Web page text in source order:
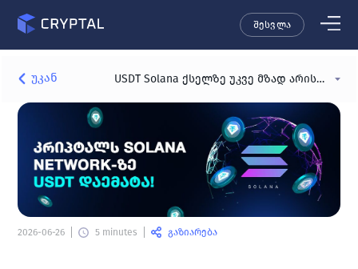
შესვლა
უკან USDT Solana ქსელზე უკვე მზად არის Cryptal-ზე გამოსაყენებლად
2026-06-26 5 minutes გაზიარება